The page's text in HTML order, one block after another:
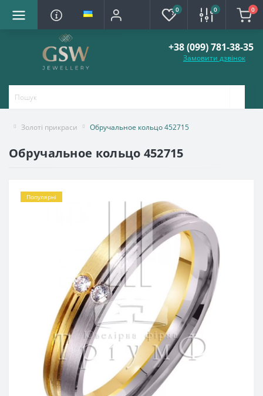
0 0 0
+38 (099) 781-38-35
Замовити дзвінок
Золоті прикраси Обручальное кольцо 452715
Обручальное кольцо 452715
Популярні